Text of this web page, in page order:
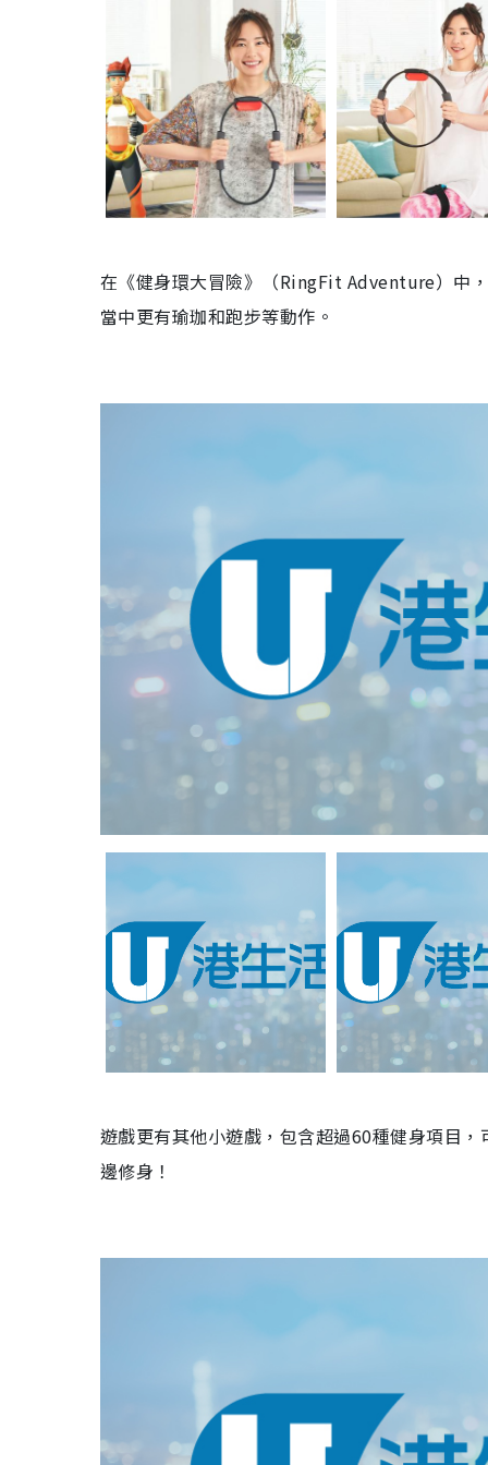
在《健身環大冒險》（RingFit Adventure）中
當中更有瑜珈和跑步等動作。
遊戲更有其他小遊戲，包含超過60種健身項目
邊修身！